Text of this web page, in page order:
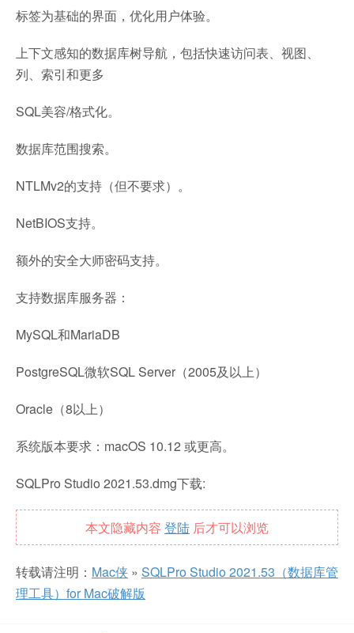
标签为基础的界面，优化用户体验。
上下文感知的数据库树导航，包括快速访问表、视图、
列、索引和更多
SQL美容/格式化。
数据库范围搜索。
NTLMv2的支持（但不要求）。
NetBIOS支持。
额外的安全大师密码支持。
支持数据库服务器：
MySQL和MariaDB
PostgreSQL微软SQL Server（2005及以上）
Oracle（8以上）
系统版本要求：macOS 10.12 或更高。
SQLPro Studio 2021.53.dmg下载:
本文隐藏内容 登陆 后才可以浏览
转载请注明： Mac侠 » SQLPro Studio 2021.53（数据库管
理工具）for Mac破解版